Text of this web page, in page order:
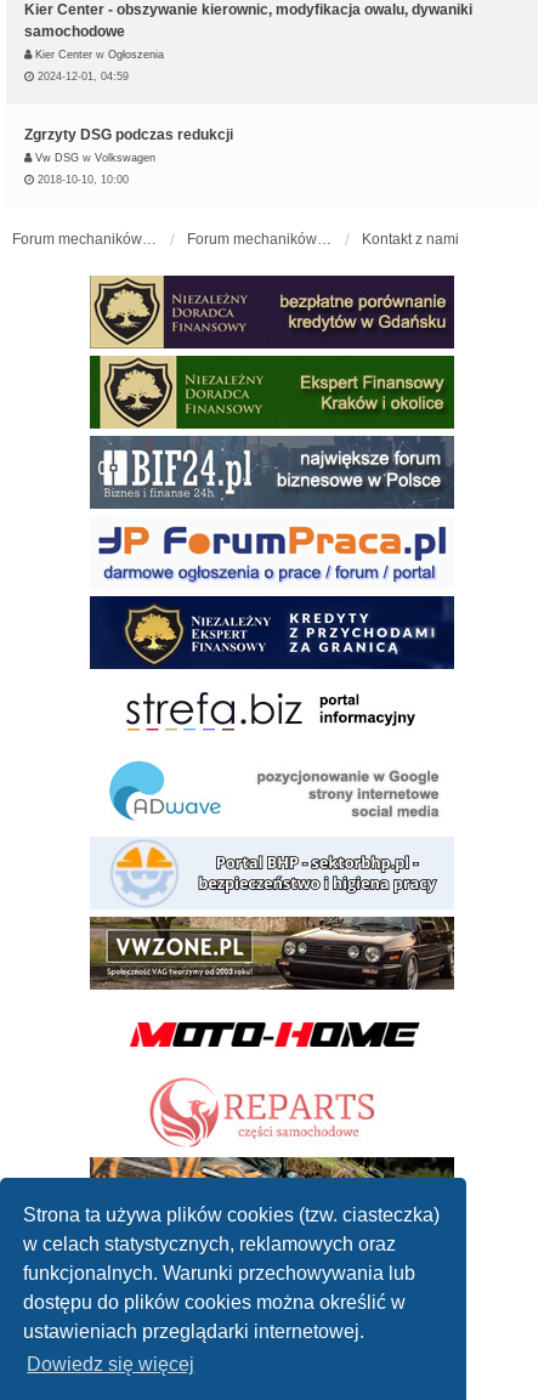
Strona ta używa plików cookies (tzw. ciasteczka)
w celach statystycznych, reklamowych oraz
funkcjonalnych. Warunki przechowywania lub
dostępu do plików cookies można określić w
ustawieniach przeglądarki internetowej.
Dowiedz się więcej
Kier Center - obszywanie kierownic, modyfikacja owalu, dywaniki
samochodowe
Kier Center w Ogłoszenia
2024-12-01, 04:59
Zgrzyty DSG podczas redukcji
Vw DSG w Volkswagen
2018-10-10, 10:00
Forum mechaników samochodowych - forum-mechaniczne.pl Forum mechaników samochodowych Kontakt z nami